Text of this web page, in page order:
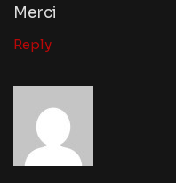
Merci
Reply